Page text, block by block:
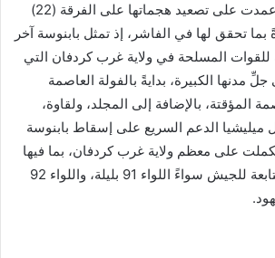
على مدينة الفاشر، وعمدت على تصعيد هجماتها على الفرقة (22)
تحقق لها في الفاشر، إذ تمثل بابنوسة آخر
للقوات المسلحة في ولاية غرب كردفان التي
مدنها الكبيرة، بدايةً بالفولة العاصمة
المؤقتة، بالإضافة إلى المجلد، ولقاوة،
ميليشيا الدعم السريع على إسقاط بابنوسة
على معظم ولاية غرب كردفان، بما فيها
المناطق العسكرية التابعة للجيش سواءً اللواء 91 بليلة، واللواء 92